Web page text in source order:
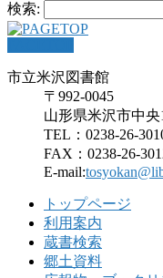
検索:
市立米沢図書館
〒992-0045
山形県米沢市中
TEL：0238-26-
FAX：0238-26-
E-mail:
トップページ
利用案内
蔵書検索
郷土資料